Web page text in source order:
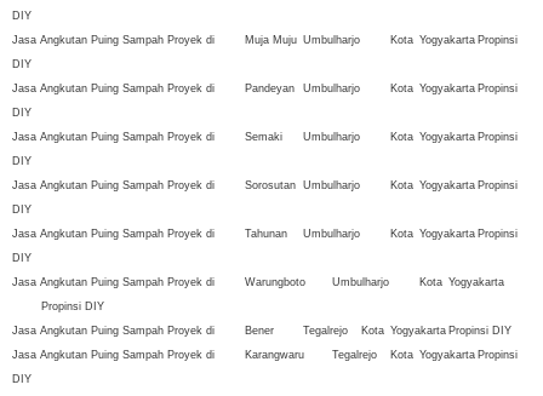
DIY
Jasa Angkutan Puing Sampah Proyek di
Muja Muju Umbulharjo Kota Yogyakarta Propinsi
DIY
Jasa Angkutan Puing Sampah Proyek di
Pandeyan Umbulharjo Kota Yogyakarta Propinsi
DIY
Jasa Angkutan Puing Sampah Proyek di
Semaki Umbulharjo Kota Yogyakarta Propinsi
DIY
Jasa Angkutan Puing Sampah Proyek di
Sorosutan Umbulharjo Kota Yogyakarta Propinsi
DIY
Jasa Angkutan Puing Sampah Proyek di
Tahunan Umbulharjo Kota Yogyakarta Propinsi
DIY
Jasa Angkutan Puing Sampah Proyek di
Warungboto Umbulharjo Kota Yogyakarta
Propinsi DIY
Jasa Angkutan Puing Sampah Proyek di
Bener Tegalrejo Kota Yogyakarta Propinsi DIY
Jasa Angkutan Puing Sampah Proyek di
Karangwaru Tegalrejo Kota Yogyakarta Propinsi
DIY